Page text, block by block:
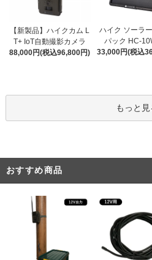
【新製品】ハイクカム L
T+ IoT自動撮影カメラ
88,000円(税込96,800円)
ハイク ソーラ
パック HC-
33,000円(税込
もっと見
おすすめ商品